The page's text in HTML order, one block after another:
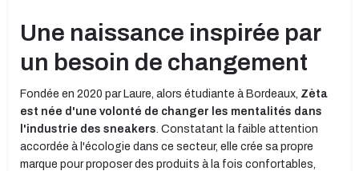
Une naissance inspirée par
un besoin de changement
Fondée en 2020 par Laure, alors étudiante à Bordeaux, Zèta
est née d'une volonté de changer les mentalités dans
l'industrie des sneakers . Constatant la faible attention
accordée à l'écologie dans ce secteur, elle crée sa propre
marque pour proposer des produits à la fois confortables,